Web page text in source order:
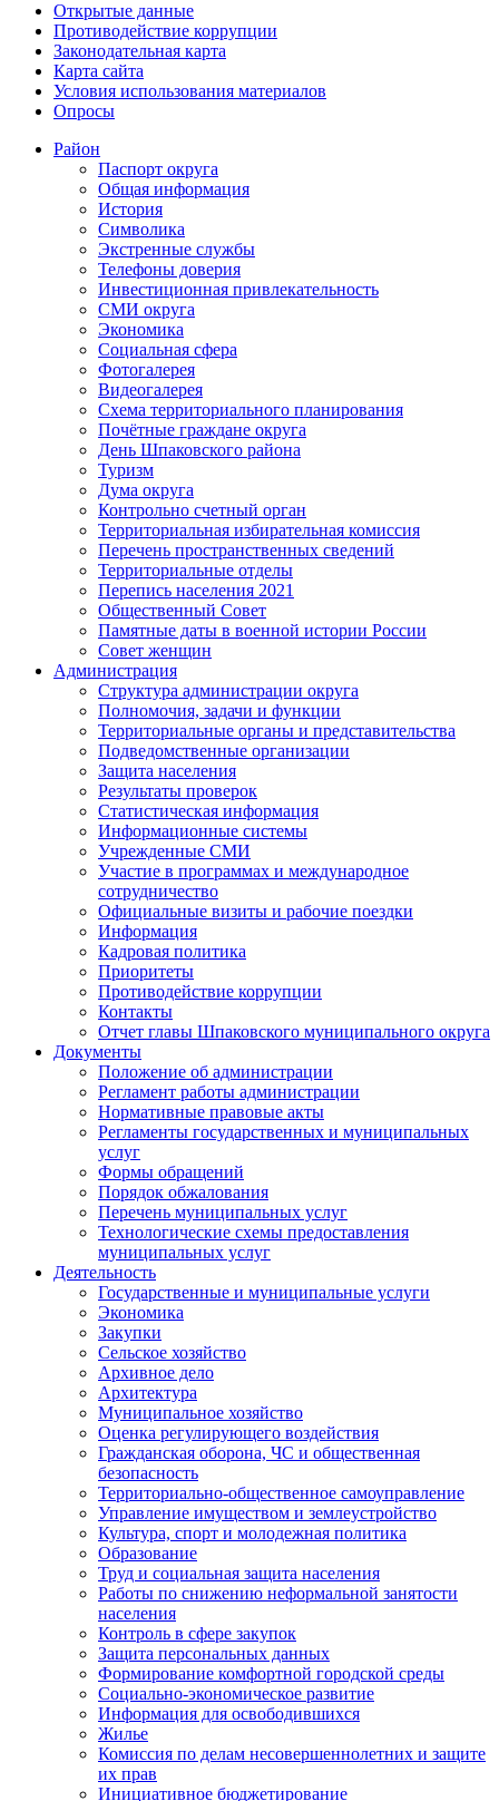
Открытые данные
Противодействие коррупции
Законодательная карта
Карта сайта
Условия использования материалов
Опросы
Район
Паспорт округа
Общая информация
История
Символика
Экстренные службы
Телефоны доверия
Инвестиционная привлекательность
СМИ округа
Экономика
Социальная сфера
Фотогалерея
Видеогалерея
Схема территориального планирования
Почётные граждане округа
День Шпаковского района
Туризм
Дума округа
Контрольно счетный орган
Территориальная избирательная комиссия
Перечень пространственных сведений
Территориальные отделы
Перепись населения 2021
Общественный Совет
Памятные даты в военной истории России
Совет женщин
Администрация
Структура администрации округа
Полномочия, задачи и функции
Территориальные органы и представительства
Подведомственные организации
Защита населения
Результаты проверок
Статистическая информация
Информационные системы
Учрежденные СМИ
Участие в программах и международное
сотрудничество
Официальные визиты и рабочие поездки
Информация
Кадровая политика
Приоритеты
Противодействие коррупции
Контакты
Отчет главы Шпаковского муниципального округа
Документы
Положение об администрации
Регламент работы администрации
Нормативные правовые акты
Регламенты государственных и муниципальных
услуг
Формы обращений
Порядок обжалования
Перечень муниципальных услуг
Технологические схемы предоставления
муниципальных услуг
Деятельность
Государственные и муниципальные услуги
Экономика
Закупки
Сельское хозяйство
Архивное дело
Архитектура
Муниципальное хозяйство
Оценка регулирующего воздействия
Гражданская оборона, ЧС и общественная
безопасность
Территориально-общественное самоуправление
Управление имуществом и землеустройство
Культура, спорт и молодежная политика
Образование
Труд и социальная защита населения
Работы по снижению неформальной занятости
населения
Контроль в сфере закупок
Защита персональных данных
Формирование комфортной городской среды
Социально-экономическое развитие
Информация для освободившихся
Жилье
Комиссия по делам несовершеннолетних и защите
их прав
Инициативное бюджетирование